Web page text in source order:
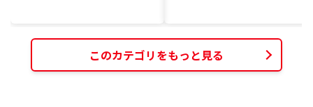
このカテゴリをもっと見る